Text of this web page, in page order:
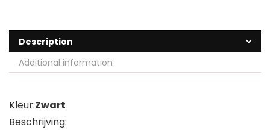
Description
Additional information
Kleur:Zwart
Beschrijving: